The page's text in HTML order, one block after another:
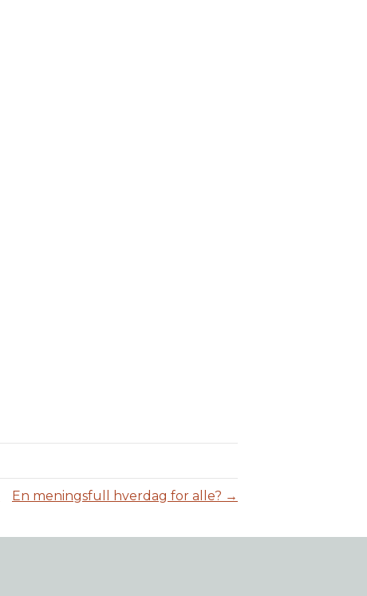
En meningsfull hverdag for alle? →